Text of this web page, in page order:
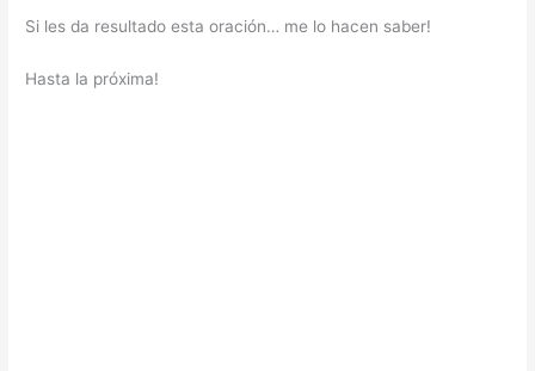
Si les da resultado esta oración… me lo hacen saber!
Hasta la próxima!